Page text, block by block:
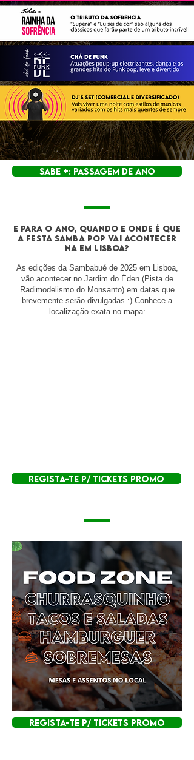
SABE +: PASSAGEM DE ANO
E para o ano, Quando e onde é que
a FESTA SAMBA POP vai acontecer
na em lisboa?
As edições da Sambabué de 2025 em Lisboa,
vão acontecer no Jardim do Éden (Pista de
Radimodelismo do Monsanto) em datas que
brevemente serão divulgadas :) Conhece a
localização exata no mapa:
REGISTA-TE P/ TICKETS PROMO
REGISTA-TE P/ TICKETS PROMO